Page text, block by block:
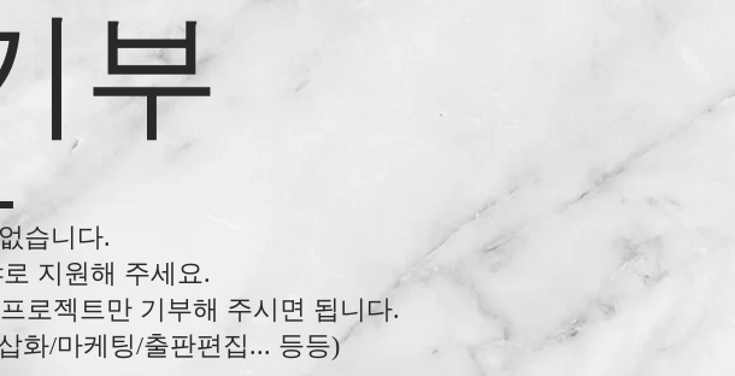
는 무수한 선택을 하게 됩니
정립해 갑니다.
에 함께 동역합니다.
.
부
습니다.
지원해 주세요.
로젝트만 기부해 주시면 됩니다.
화/마케팅/출판편집... 등등)